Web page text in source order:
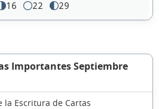
16 22 29
Importantes Septiembre
la Escritura de Cartas